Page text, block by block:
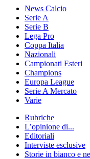
News Calcio
Serie A
Serie B
Lega Pro
Coppa Italia
Nazionali
Campionati Esteri
Champions
Europa League
Serie A Mercato
Varie
Rubriche
L’opinione di...
Editoriali
Interviste esclusive
Storie in bianco e